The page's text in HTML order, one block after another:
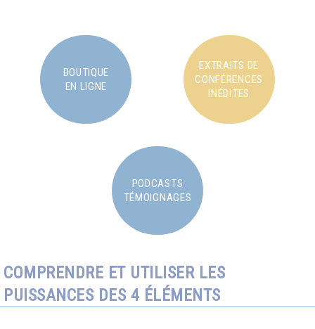
BOUTIQUE
EN LIGNE
EXTRAITS DE
CONFÉRENCES
INÉDITES
PODCASTS
TÉMOIGNAGES
COMPRENDRE ET UTILISER LES
PUISSANCES DES 4 ÉLÉMENTS